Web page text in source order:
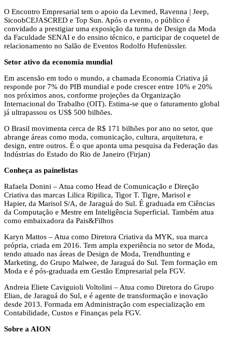
O Encontro Empresarial tem o apoio da Levmed, Ravenna | Jeep,
SicoobCEJASCRED e Top Sun. Após o evento, o público é
convidado a prestigiar uma exposição da turma de Design da Moda
da Faculdade SENAI e do ensino técnico, e participar de coquetel de
relacionamento no Salão de Eventos Rodolfo Hufenüssler.
Setor ativo da economia mundial
Em ascensão em todo o mundo, a chamada Economia Criativa já
responde por 7% do PIB mundial e pode crescer entre 10% e 20%
nos próximos anos, conforme projeções da Organização
Internacional do Trabalho (OIT). Estima-se que o faturamento global
já ultrapassou os US$ 500 bilhões.
O Brasil movimenta cerca de R$ 171 bilhões por ano no setor, que
abrange áreas como moda, comunicação, cultura, arquitetura, e
design, entre outros. É o que aponta uma pesquisa da Federação das
Indústrias do Estado do Rio de Janeiro (Firjan)
Conheça as painelistas
Rafaela Donini – Atua como Head de Comunicação e Direção
Criativa das marcas Lilica Ripilica, Tigor T. Tigre, Marisol e
Hapier, da Marisol S/A, de Jaraguá do Sul. É graduada em Ciências
da Computação e Mestre em Inteligência Superficial. Também atua
como embaixadora da Pais&Filhos
Karyn Mattos – Atua como Diretora Criativa da MYK, sua marca
própria, criada em 2016. Tem ampla experiência no setor de Moda,
tendo atuado nas áreas de Design de Moda, Trendhunting e
Marketing, do Grupo Malwee, de Jaraguá do Sul. Tem formação em
Moda e é pós-graduada em Gestão Empresarial pela FGV.
Andreia Eliete Caviguioli Voltolini – Atua como Diretora do Grupo
Elian, de Jaraguá do Sul, e é agente de transformação e inovação
desde 2013. Formada em Administração com especialização em
Contabilidade, Custos e Finanças pela FGV.
Sobre a AION